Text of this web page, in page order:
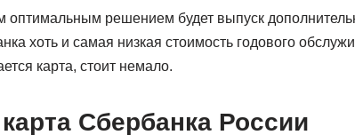
решением будет выпуск
хоть и самая низкая стоимость годового
карта, стоит немало.
Сбербанка России